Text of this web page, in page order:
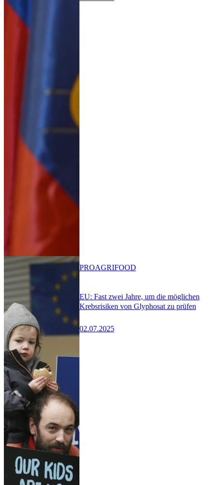
EU: Fast zwei Jahre, um die möglichen
Krebsrisiken von Glyphosat zu prüfen
02.07.2025
PROAGRIFOOD